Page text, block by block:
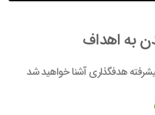
به اهداف
هدفگذاری آشنا خواهید شد